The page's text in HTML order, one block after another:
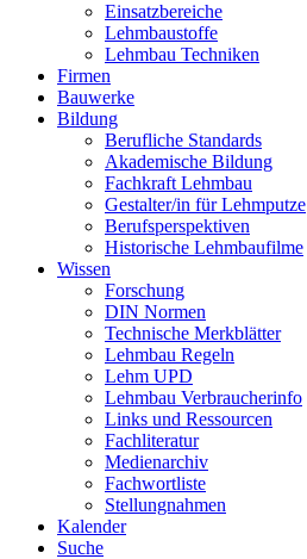
Einsatzbereiche
Lehmbaustoffe
Lehmbau Techniken
Firmen
Bauwerke
Bildung
Berufliche Standards
Akademische Bildung
Fachkraft Lehmbau
Gestalter/in für Lehmputze
Berufsperspektiven
Historische Lehmbaufilme
Wissen
Forschung
DIN Normen
Technische Merkblätter
Lehmbau Regeln
Lehm UPD
Lehmbau Verbraucherinfo
Links und Ressourcen
Fachliteratur
Medienarchiv
Fachwortliste
Stellungnahmen
Kalender
Suche